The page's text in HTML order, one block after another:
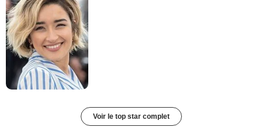
Voir le top star complet